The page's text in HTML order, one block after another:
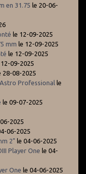
en 31.75 le 20-06-
le 12-09-2025
mm le 12-09-2025
le 12-09-2025
09-2025
28-08-2025
Astro Professional le
le 09-07-2025
2025
06-2025
2" le 04-06-2025
Player One le 04-
One le 04-06-2025